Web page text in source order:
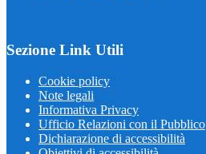
Sezione Link Utili
Cookie policy
Note legali
Informativa Privacy
Ufficio Relazioni con il Pubblico
Dichiarazione di accessibilità